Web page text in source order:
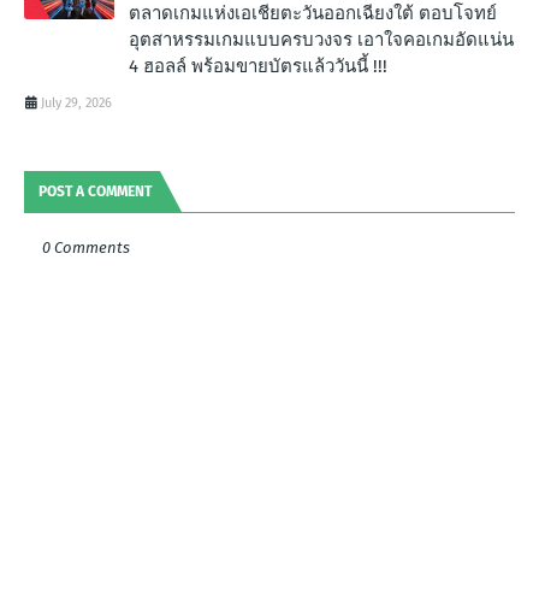
ตลาดเกมแห่งเอเชียตะวันออกเฉียงใต้ ตอบโจทย์
อุตสาหรรมเกมแบบครบวงจร เอาใจคอเกมอัดแน่น
4 ฮอลล์ พร้อมขายบัตรแล้ววันนี้ !!!
July 29, 2026
POST A COMMENT
0 Comments